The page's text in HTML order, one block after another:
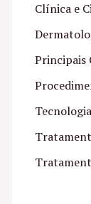
Clínica e
Principais
Tecnologia